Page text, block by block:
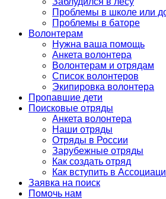
Проблемы в школе или
Проблемы в баторе
Волонтерам
Нужна ваша помощь
Анкета волонтера
Волонтерам и отрядам
Список волонтеров
Экипировка волонтера
Пропавшие дети
Поисковые отряды
Анкета волонтера
Наши отряды
Отряды в России
Зарубежные отряды
Как создать отряд
Как вступить в
Заявка на поиск
Помочь нам